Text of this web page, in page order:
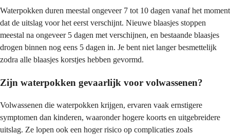
Waterpokken duren meestal ongeveer 7 tot 10 dagen vanaf het moment
dat de uitslag voor het eerst verschijnt. Nieuwe blaasjes stoppen
meestal na ongeveer 5 dagen met verschijnen, en bestaande blaasjes
drogen binnen nog eens 5 dagen in. Je bent niet langer besmettelijk
zodra alle blaasjes korstjes hebben gevormd.
Zijn waterpokken gevaarlijk voor volwassenen?
Volwassenen die waterpokken krijgen, ervaren vaak ernstigere
symptomen dan kinderen, waaronder hogere koorts en uitgebreidere
uitslag. Ze lopen ook een hoger risico op complicaties zoals